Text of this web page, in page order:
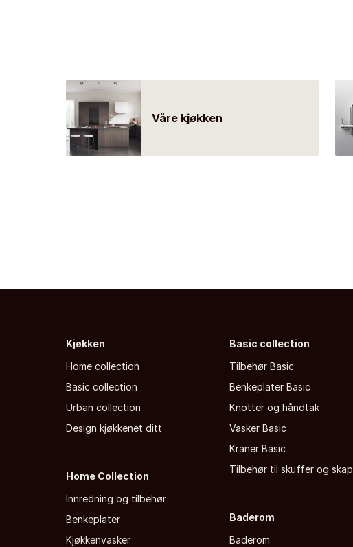
Våre kjøkken
Kjøkken
Home collection
Basic collection
Urban collection
Design kjøkkenet ditt
Home Collection
Innredning og tilbehør
Benkeplater
Kjøkkenvasker
Basic collection
Tilbehør Basic
Benkeplater Basic
Knotter og håndtak
Vasker Basic
Kraner Basic
Tilbehør til skuffer og skap
Baderom
Baderom